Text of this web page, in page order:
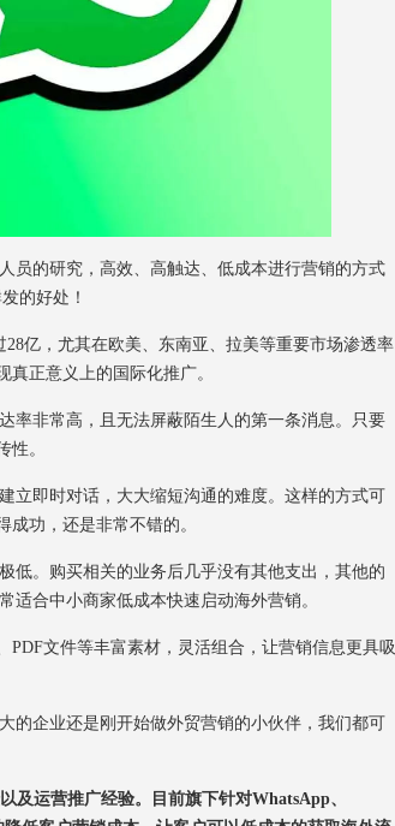
的研究，高效、高触达、低成本进行营销的方式
的好处！
亿，尤其在欧美、东南亚、拉美等重要市场渗透率
正意义上的国际化推广。
率非常高，且无法屏蔽陌生人的第一条消息。只要
性。
立即时对话，大大缩短沟通的难度。这样的方式可
功，还是非常不错的。
低。购买相关的业务后几乎没有其他支出，其他的
适合中小商家低成本快速启动海外营销。
文件等丰富素材，灵活组合，让营销信息更具吸
企业还是刚开始做外贸营销的小伙伴，我们都可
及运营推广经验。目前旗下针对WhatsApp、